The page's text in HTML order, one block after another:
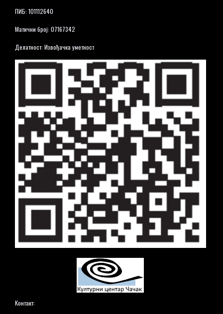
ПИБ: 101112640
Матични број: 07167342
Делатност: Извођачка уметност
Контакт: